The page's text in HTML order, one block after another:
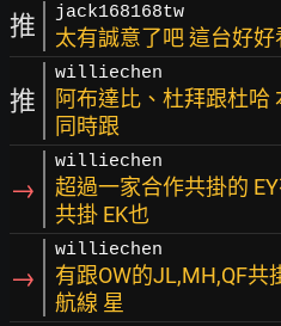
推 jack168168tw
太有誠意了吧 這台好好
推
williechen
阿布達比、杜拜跟杜哈
同時跟
→
williechen
超過一家合作共掛的
共掛 EK也
→
williechen
有跟OW的JL,MH,QF
航線 星